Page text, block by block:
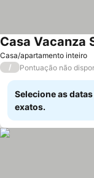
Casa/apartamento inteiro
Casa Vacanza
/ Pontuação não
Selecione as
exatos.